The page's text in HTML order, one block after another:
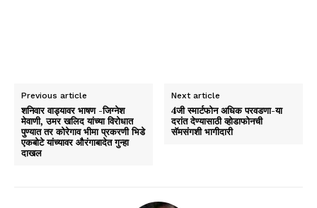
Previous article
शनिवार वाड्यावर भाषण -जिग्नेश
मेवाणी, उमर खलिद यांच्या विरोधात
पुण्यात तर कोरेगाव भीमा प्रकरणी भिडे
एकबोटे यांच्यावर औरंगाबादेत गुन्हा
दाखल
Next article
4जी स्मार्टफोन अधिक परवडणा-या
दरांत देण्यासाठी व्होडाफोनची
सॅमसंगशी भागीदारी